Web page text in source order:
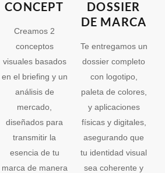
CONCEPT
Creamos 2
conceptos
visuales basados
en el briefing y un
análisis de
mercado,
diseñados para
transmitir la
esencia de tu
marca de manera
DOSSIER
DE MARCA
Te entregamos un
dossier completo
con logotipo,
paleta de colores,
y aplicaciones
físicas y digitales,
asegurando que
tu identidad visual
sea coherente y